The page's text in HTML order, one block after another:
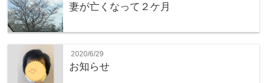
妻が亡くなって２ケ月
2020/6/29
お知らせ